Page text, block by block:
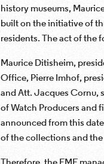
history museums,
built on the initiative of
residents. The act of the
Maurice Ditisheim,
Office, Pierre Imhof,
and Att. Jacques Cornu,
of Watch Producers and
announced from this
of the collections and